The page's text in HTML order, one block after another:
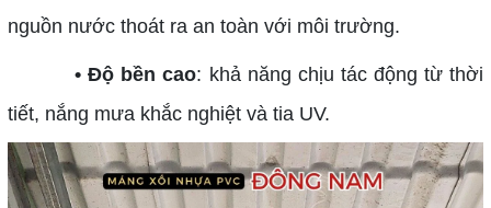
nguồn nước thoát ra an toàn với môi trường.
• Độ bền cao: khả năng chịu tác động từ thời
tiết, nắng mưa khắc nghiệt và tia UV.